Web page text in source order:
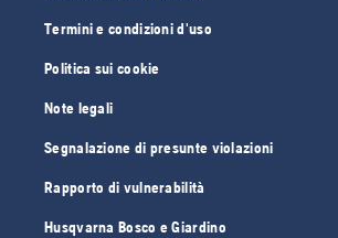
Termini e condizioni d'uso
Politica sui cookie
Note legali
Segnalazione di presunte violazioni
Rapporto di vulnerabilità
Husqvarna Bosco e Giardino